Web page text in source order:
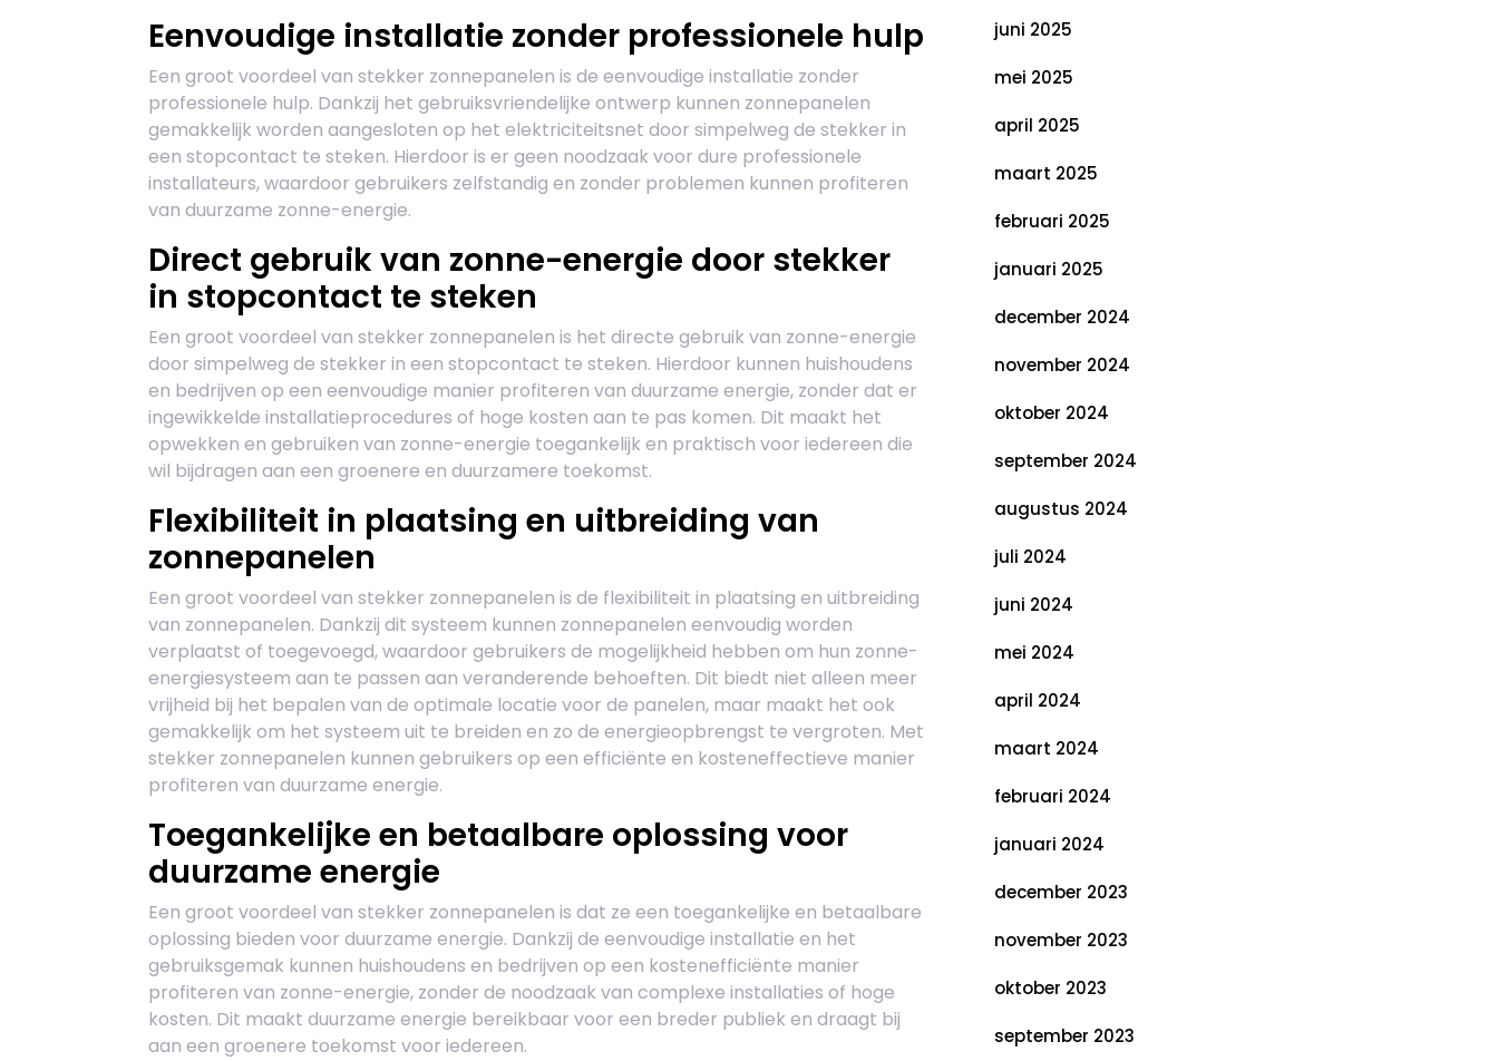
Eenvoudige installatie zonder professionele hulp
Een groot voordeel van stekker zonnepanelen is de eenvoudige installatie zonder
professionele hulp. Dankzij het gebruiksvriendelijke ontwerp kunnen zonnepanelen
gemakkelijk worden aangesloten op het elektriciteitsnet door simpelweg de stekker in
een stopcontact te steken. Hierdoor is er geen noodzaak voor dure professionele
installateurs, waardoor gebruikers zelfstandig en zonder problemen kunnen profiteren
van duurzame zonne-energie.
Direct gebruik van zonne-energie door stekker
in stopcontact te steken
Een groot voordeel van stekker zonnepanelen is het directe gebruik van zonne-energie
door simpelweg de stekker in een stopcontact te steken. Hierdoor kunnen huishoudens
en bedrijven op een eenvoudige manier profiteren van duurzame energie, zonder dat er
ingewikkelde installatieprocedures of hoge kosten aan te pas komen. Dit maakt het
opwekken en gebruiken van zonne-energie toegankelijk en praktisch voor iedereen die
wil bijdragen aan een groenere en duurzamere toekomst.
Flexibiliteit in plaatsing en uitbreiding van
zonnepanelen
Een groot voordeel van stekker zonnepanelen is de flexibiliteit in plaatsing en uitbreiding
van zonnepanelen. Dankzij dit systeem kunnen zonnepanelen eenvoudig worden
verplaatst of toegevoegd, waardoor gebruikers de mogelijkheid hebben om hun zonne-
energiesysteem aan te passen aan veranderende behoeften. Dit biedt niet alleen meer
vrijheid bij het bepalen van de optimale locatie voor de panelen, maar maakt het ook
gemakkelijk om het systeem uit te breiden en zo de energieopbrengst te vergroten. Met
stekker zonnepanelen kunnen gebruikers op een efficiënte en kosteneffectieve manier
profiteren van duurzame energie.
Toegankelijke en betaalbare oplossing voor
duurzame energie
Een groot voordeel van stekker zonnepanelen is dat ze een toegankelijke en betaalbare
oplossing bieden voor duurzame energie. Dankzij de eenvoudige installatie en het
gebruiksgemak kunnen huishoudens en bedrijven op een kostenefficiënte manier
profiteren van zonne-energie, zonder de noodzaak van complexe installaties of hoge
kosten. Dit maakt duurzame energie bereikbaar voor een breder publiek en draagt bij
aan een groenere toekomst voor iedereen.
juni 2025
mei 2025
april 2025
maart 2025
februari 2025
januari 2025
december 2024
november 2024
oktober 2024
september 2024
augustus 2024
juli 2024
juni 2024
mei 2024
april 2024
maart 2024
februari 2024
januari 2024
december 2023
november 2023
oktober 2023
september 2023